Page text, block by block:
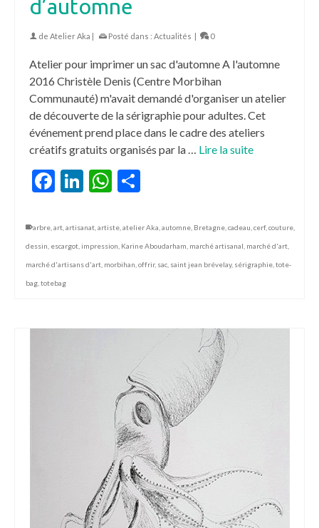
d’automne
de Atelier Aka | Posté dans : Actualités | 0
Atelier pour imprimer un sac d'automne A l'automne
2016 Christèle Denis (Centre Morbihan
Communauté) m'avait demandé d'organiser un atelier
de découverte de la sérigraphie pour adultes. Cet
événement prend place dans le cadre des ateliers
créatifs gratuits organisés par la … Lire la suite
Facebook
LinkedIn
WhatsApp
arbre art artisanat artiste atelier Aka automne Bretagne cadeau cerf, couture
dessin escargot impression Karine Aboudarham marché artisanal marché d'art
marché d'artisans d'art morbihan offrir, sac saint jean brévelay, sérigraphie tote-
bag totebag